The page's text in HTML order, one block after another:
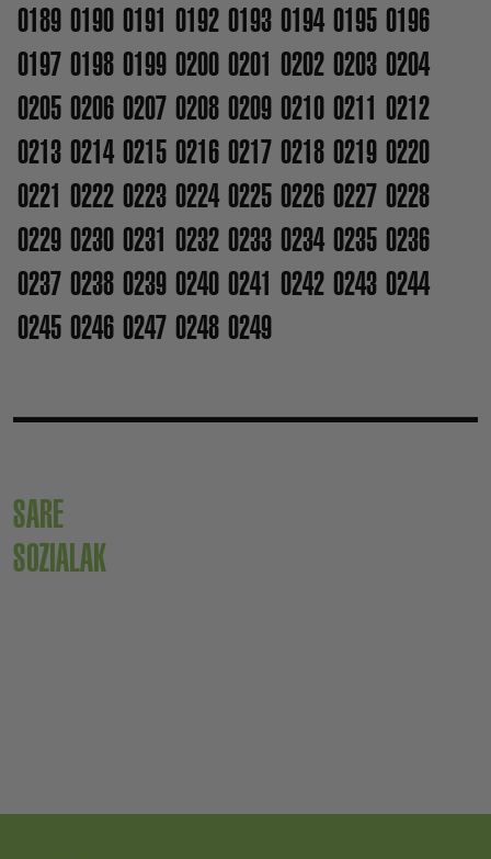
0189 0190 0191 0192 0193 0194 0195 0196
0197 0198 0199 0200 0201 0202 0203 0204
0205 0206 0207 0208 0209 0210 0211 0212
0213 0214 0215 0216 0217 0218 0219 0220
0221 0222 0223 0224 0225 0226 0227 0228
0229 0230 0231 0232 0233 0234 0235 0236
0237 0238 0239 0240 0241 0242 0243 0244
0245 0246 0247 0248 0249
SARE
SOZIALAK